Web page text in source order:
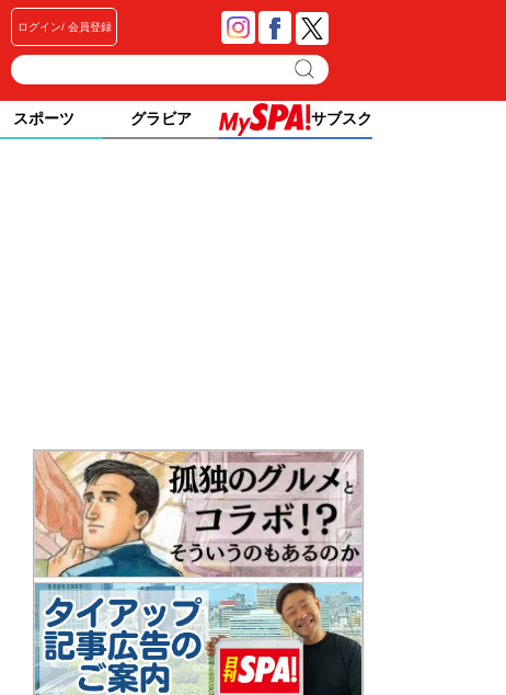
ログイン 会員登録
スポーツ グラビア サブスク